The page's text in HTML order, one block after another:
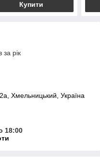
Купити
за рік
Хмельницький, Україна
18:00